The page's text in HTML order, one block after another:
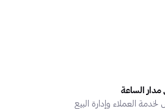
الساعة
العملاء وإدارة البيع